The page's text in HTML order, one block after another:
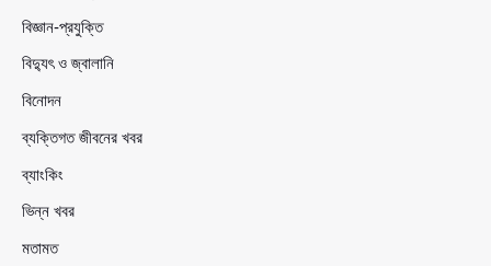
বিজ্ঞান-প্রযুক্তি
বিদ্যুৎ ও জ্বালানি
বিনোদন
ব্যক্তিগত জীবনের খবর
ব্যাংকিং
ভিন্ন খবর
মতামত